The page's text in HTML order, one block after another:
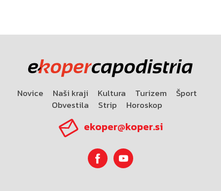
Novice Naši kraji Kultura Turizem
Šport
Obvestila
Strip Horoskop
ekoper@koper.si